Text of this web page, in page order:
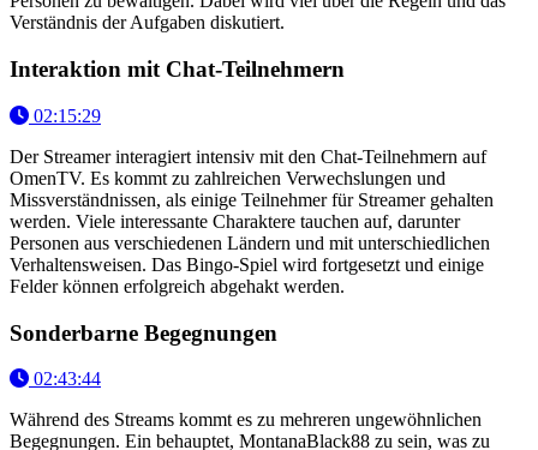
Verständnis der Aufgaben diskutiert.
Interaktion mit Chat-Teilnehmern
02:15:29
Der Streamer interagiert intensiv mit den Chat-Teilnehmern auf
OmenTV. Es kommt zu zahlreichen Verwechslungen und
Missverständnissen, als einige Teilnehmer für Streamer gehalten
werden. Viele interessante Charaktere tauchen auf, darunter
Personen aus verschiedenen Ländern und mit unterschiedlichen
Verhaltensweisen. Das Bingo-Spiel wird fortgesetzt und einige
Felder können erfolgreich abgehakt werden.
Sonderbarne Begegnungen
02:43:44
Während des Streams kommt es zu mehreren ungewöhnlichen
Begegnungen. Ein behauptet, MontanaBlack88 zu sein, was zu